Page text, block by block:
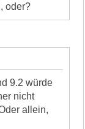
oder?
9.2 würde
nicht
allein,